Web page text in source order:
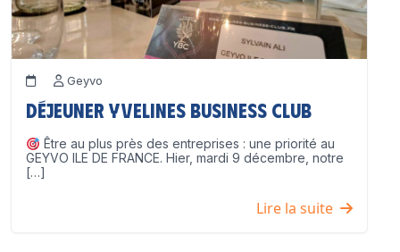
Geyvo
Déjeuner Yvelines Business Club
Être au plus près des entreprises : une priorité au
GEYVO ILE DE FRANCE. Hier, mardi 9 décembre, notre
[…]
Lire la suite